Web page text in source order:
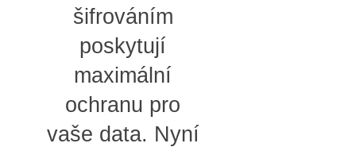
šifrováním
poskytují
maximální
ochranu pro
vaše data. Nyní